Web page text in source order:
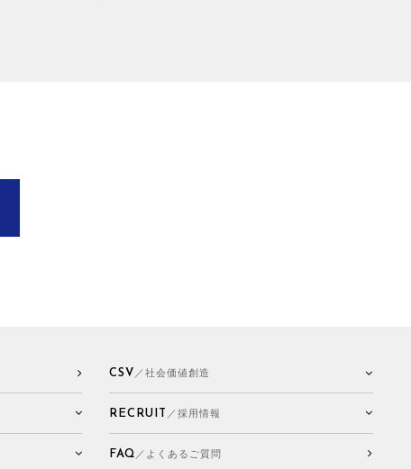
CSV ／社会価値創造
RECRUIT ／採用情報
FAQ ／よくあるご質問